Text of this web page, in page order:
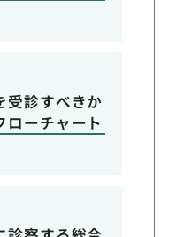
受診すべきか
ローチャート